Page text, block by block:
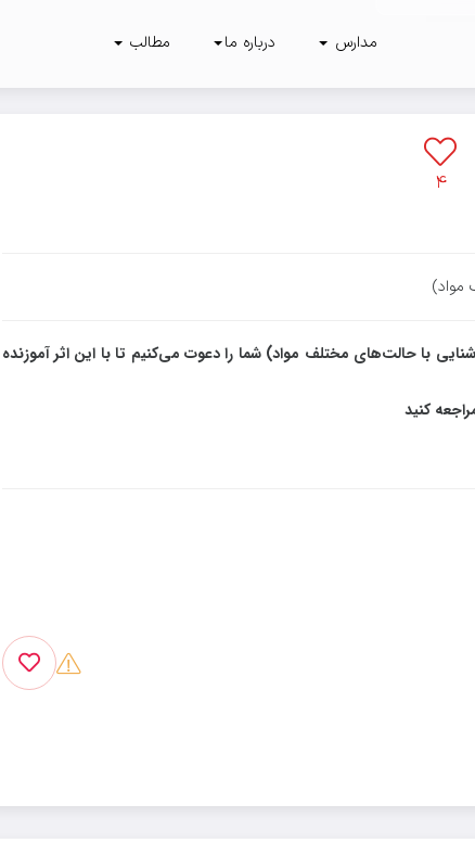
مدارس درباره ما مطالب
۱ ۳۹۶ پارسال
۴
مواد)
با حالت‌های مختلف مواد) شما را دعوت می‌کنیم تا با این اثر آموزنده
کنید